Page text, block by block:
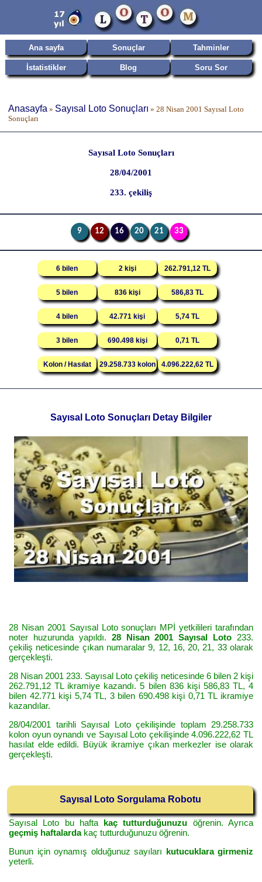
Ana sayfa Sonuçlar Tahminler
İstatistikler Blog Soru Sor
Anasayfa » Sayısal Loto Sonuçları » 28 Nisan 2001 Sayısal Loto
Sonuçları
Sayısal Loto Sonuçları
28/04/2001
233. çekiliş
9 12 16 20 21 33
6 bilen 2 kişi 262.791,12 TL
5 bilen 836 kişi 586,83 TL
4 bilen 42.771 kişi 5,74 TL
3 bilen 690.498 kişi 0,71 TL
Kolon / Hasılat 29.258.733 kolon 4.096.222,62 TL
Sayısal Loto Sonuçları Detay Bilgiler
28 Nisan 2001 Sayısal Loto sonuçları MPİ yetkilileri tarafından
noter huzurunda yapıldı. 28 Nisan 2001 Sayısal Loto 233.
çekiliş neticesinde çıkan numaralar 9, 12, 16, 20, 21, 33 olarak
gerçekleşti.
28 Nisan 2001 233. Sayısal Loto çekiliş neticesinde 6 bilen 2 kişi
262.791,12 TL ikramiye kazandı. 5 bilen 836 kişi 586,83 TL, 4
bilen 42.771 kişi 5,74 TL, 3 bilen 690.498 kişi 0,71 TL ikramiye
kazandılar.
28/04/2001 tarihli Sayısal Loto çekilişinde toplam 29.258.733
kolon oyun oynandı ve Sayısal Loto çekilişinde 4.096.222,62 TL
hasılat elde edildi. Büyük ikramiye çıkan merkezler ise olarak
gerçekleşti.
Sayısal Loto Sorgulama Robotu
Sayısal Loto bu hafta kaç tutturduğunuzu öğrenin. Ayrıca
geçmiş haftalardakaç tutturduğunuzu öğrenin.
Bunun için oynamış olduğunuz sayıları kutucuklara girmeniz
yeterli.